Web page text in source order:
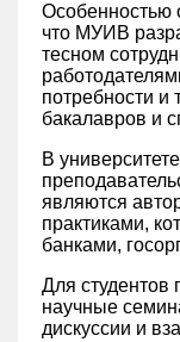
Особенностью
что МУИВ
тесном
потребности и
бакалавров и
В
являются
практиками,
банками,
Для студентов
научные
дискуссии и